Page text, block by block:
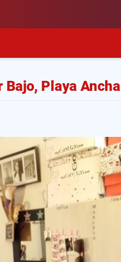
Playa Ancha